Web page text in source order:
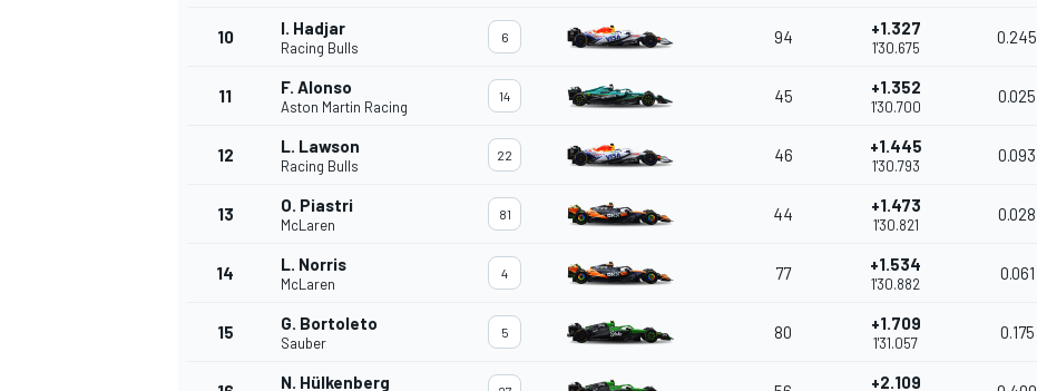
DTM
10 I. Hadjar
Racing Bulls
6 94 +1.327
1'30.675
0.245
11 F. Alonso
Aston Martin Racing
14 45 +1.352
1'30.700
0.025
12 L. Lawson
Racing Bulls
22 46 +1.445
1'30.793
0.093
13 O. Piastri
McLaren
81 44 +1.473
1'30.821
0.028
14 L. Norris
McLaren
4 77 +1.534
1'30.882
0.061
15 G. Bortoleto
Sauber
5 80 +1.709
1'31.057
0.175
N. Hülkenberg +2.109